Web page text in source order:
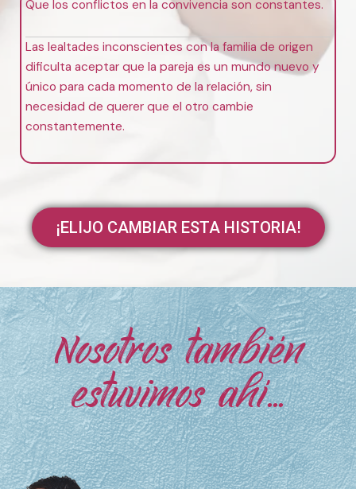
Que los conflictos en la convivencia son constantes.
Las lealtades inconscientes con la familia de origen
dificulta aceptar que la pareja es un mundo nuevo y
único para cada momento de la relación, sin
necesidad de querer que el otro cambie
constantemente.
¡ELIJO CAMBIAR ESTA HISTORIA!
Nosotros también
estuvimos ahí...